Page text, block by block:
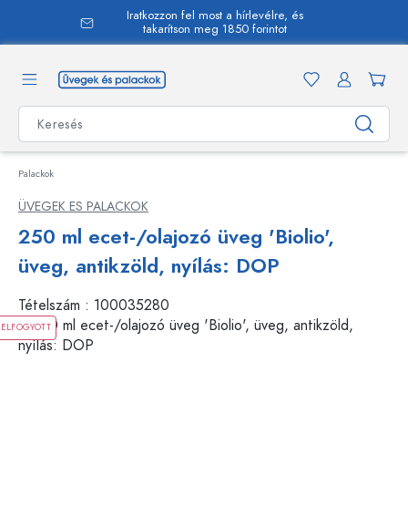
Iratkozzon fel most a hírlevélre, és
takarítson meg 1850 forintot
Palackok
ÜVEGEK ES PALACKOK
250 ml ecet-/olajozó üveg 'Biolio',
üveg, antikzöld, nyílás: DOP
Tételszám : 100035280
ELFOGYOTT